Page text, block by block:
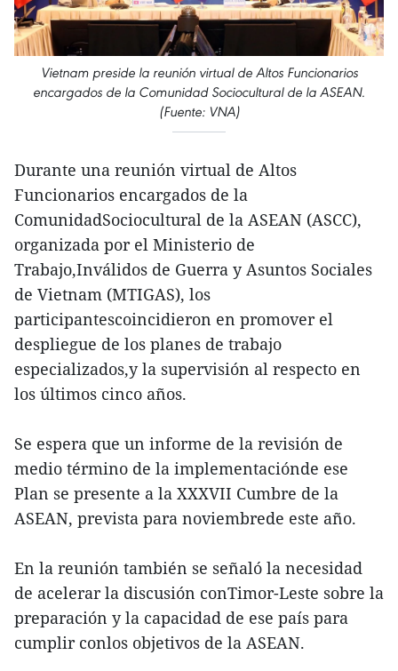
Vietnam preside la reunión virtual de Altos Funcionarios
encargados de la Comunidad Sociocultural de la ASEAN.
(Fuente: VNA)
Durante una reunión virtual de Altos
Funcionarios encargados de la
ComunidadSociocultural de la ASEAN (ASCC),
organizada por el Ministerio de
Trabajo,Inválidos de Guerra y Asuntos Sociales
de Vietnam (MTIGAS), los
participantescoincidieron en promover el
despliegue de los planes de trabajo
especializados,y la supervisión al respecto en
los últimos cinco años.
Se espera que un informe de la revisión de
medio término de la implementaciónde ese
Plan se presente a la XXXVII Cumbre de la
ASEAN, prevista para noviembrede este año.
En la reunión también se señaló la necesidad
de acelerar la discusión conTimor-Leste sobre la
preparación y la capacidad de ese país para
cumplir conlos objetivos de la ASEAN.